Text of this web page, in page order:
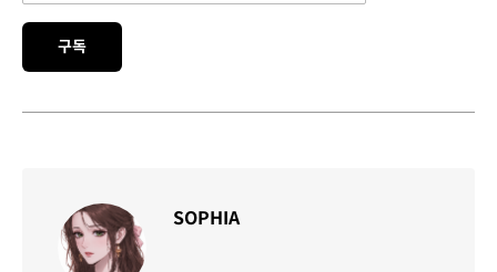
구독
SOPHIA